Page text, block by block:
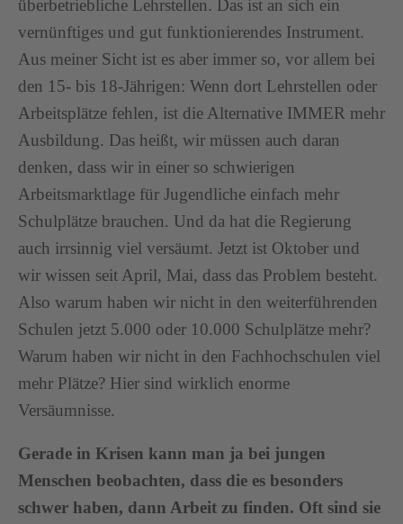
überbetriebliche Lehrstellen. Das ist an sich ein
vernünftiges und gut funktionierendes Instrument.
Aus meiner Sicht ist es aber immer so, vor allem bei
den 15- bis 18-Jährigen: Wenn dort Lehrstellen oder
Arbeitsplätze fehlen, ist die Alternative IMMER mehr
Ausbildung. Das heißt, wir müssen auch daran
denken, dass wir in einer so schwierigen
Arbeitsmarktlage für Jugendliche einfach mehr
Schulplätze brauchen. Und da hat die Regierung
auch irrsinnig viel versäumt. Jetzt ist Oktober und
wir wissen seit April, Mai, dass das Problem besteht.
Also warum haben wir nicht in den weiterführenden
Schulen jetzt 5.000 oder 10.000 Schulplätze mehr?
Warum haben wir nicht in den Fachhochschulen viel
mehr Plätze? Hier sind wirklich enorme
Versäumnisse.
Gerade in Krisen kann man ja bei jungen
Menschen beobachten, dass die es besonders
schwer haben, dann Arbeit zu finden. Oft sind sie